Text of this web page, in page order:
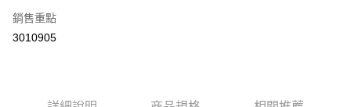
銷售重點
3010905